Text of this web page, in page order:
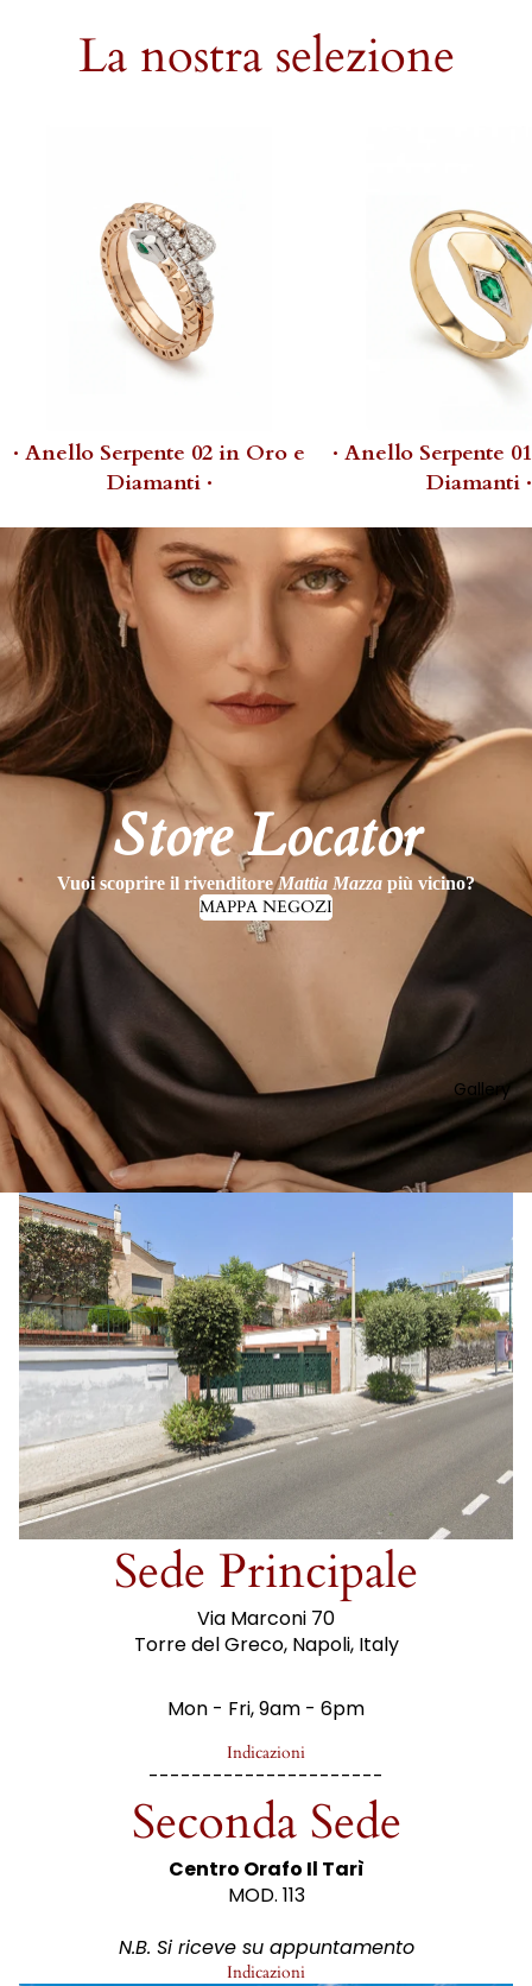
Gallery
La nostra selezione
· Anello Serpente 02 in Oro e
Diamanti ·
· Anello Serpente
Diamanti ·
Store Locator
Vuoi scoprire il rivenditoreMattia Mazza più vicino?
MAPPA NEGOZI
Sede Principale
Via Marconi 70
Torre del Greco, Napoli, Italy
Mon - Fri, 9am - 6pm
Indicazioni
----------------------
Seconda Sede
Centro Orafo Il Tarì
MOD. 113
N.B. Si riceve su appuntamento
Indicazioni